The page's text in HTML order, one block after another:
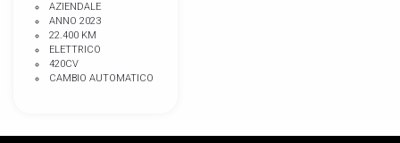
AZIENDALE
ANNO 2023
22.400 KM
ELETTRICO
420CV
CAMBIO AUTOMATICO